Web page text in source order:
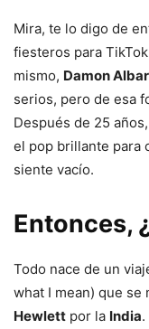
Mira, te lo digo de
fiesteros para
mismo, Damon
serios, pero de esa
Después de 25
el pop brillante para
siente vacío.
Entonces,
Todo nace de un
what I mean) que se
Hewlett por la India